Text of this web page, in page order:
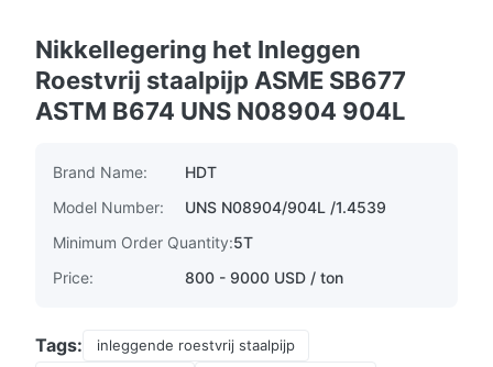
Nikkellegering het Inleggen
Roestvrij staalpijp ASME SB677
ASTM B674 UNS N08904 904L
Brand Name:
HDT
Model Number:
UNS N08904/904L /1.4539
Minimum Order Quantity:5T
Price:
800 - 9000 USD / ton
Tags:
inleggende roestvrij staalpijp